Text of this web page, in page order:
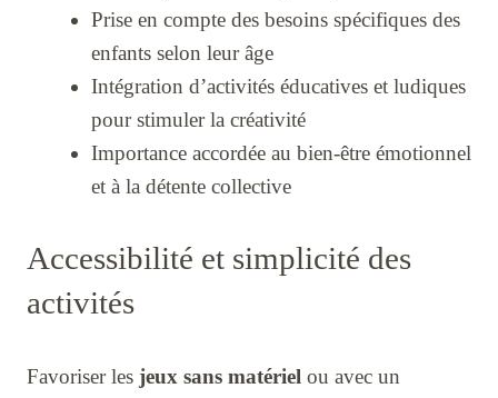
Prise en compte des besoins spécifiques des
enfants selon leur âge
Intégration d’activités éducatives et ludiques
pour stimuler la créativité
Importance accordée au bien-être émotionnel
et à la détente collective
Accessibilité et simplicité des
activités
Favoriser les jeux sans matériel ou avec un